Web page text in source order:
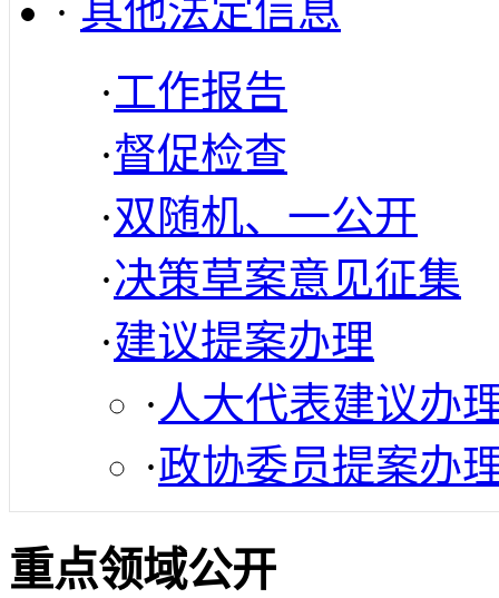
· 其他法定信息
·工作报告
·督促检查
·双随机、一公开
·决策草案意见征集
·建议提案办理
· 人大代表建议办
·政协委员提案办
重点领域公开